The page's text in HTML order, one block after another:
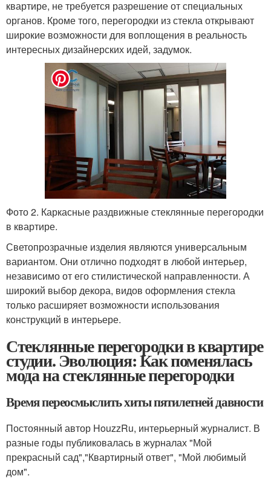
квартире, не требуется разрешение от специальных
органов. Кроме того, перегородки из стекла открывают
широкие возможности для воплощения в реальность
интересных дизайнерских идей, задумок.
Фото 2. Каркасные раздвижные стеклянные перегородки
в квартире.
Светопрозрачные изделия являются универсальным
вариантом. Они отлично подходят в любой интерьер,
независимо от его стилистической направленности. А
широкий выбор декора, видов оформления стекла
только расширяет возможности использования
конструкций в интерьере.
Стеклянные перегородки в квартире
студии. Эволюция: Как поменялась
мода на стеклянные перегородки
Время переосмыслить хиты пятилетней давности
Постоянный автор HouzzRu, интерьерный журналист. В
разные годы публиковалась в журналах "Мой
прекрасный сад","Квартирный ответ", "Мой любимый
дом".